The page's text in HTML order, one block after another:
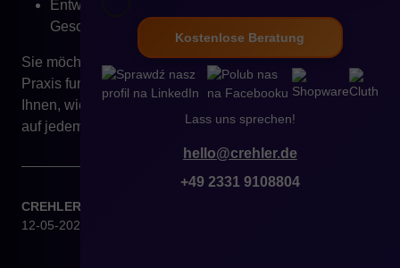
Kostenlose Beratung
Lass uns sprechen!
hello@crehler.de
+49 2331 9108804
Entwicklung individueller Funktionen für B2B-
Geschäftsmodelle.
Sie möchten erfahren, wie modernes Mobile-B2B in der
Praxis funktioniert?Kontaktieren Sie uns
– wir zeigen
Ihnen, wie Sie ein E-Commerce-Erlebnis schaffen, das
auf jedem Gerät überzeugt.
CREHLER
12-05-2025